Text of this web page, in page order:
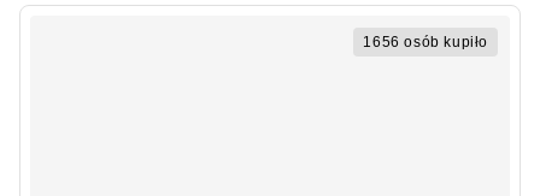
1656 osób kupiło